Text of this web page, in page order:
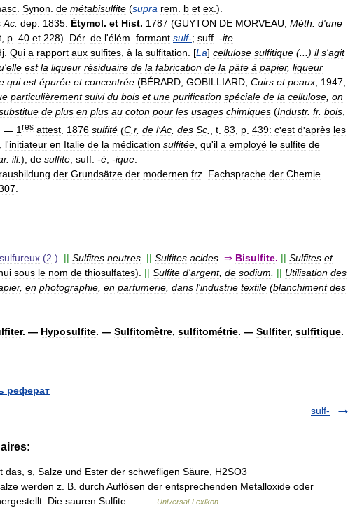
Synon de métabisulfite (supra rem b et ex .).
Ac dep 1835 Étymol. et Hist. 1787 (GUYTON DE MORVEAU Méth d'une
p 40 et 228). Dér. de l'élém formant sulf-; suff -ite
Qui a rapport aux sulfites à la sulfitation . [La] cellulose sulfitique (...) il s'agit
'elle est la liqueur résiduaire de la fabrication de la pâte à papier, liqueur
qui est épurée et concentrée (BÉRARD GOBILLIARD Cuirs et peaux 1947
particulièrement suivi du bois et une purification spéciale de la cellulose on
de plus en plus au coton pour les usages chimiques (Industr. fr. bois
— 1res attest 1876 sulfité (C r. de l'Ac des Sc t 83 p 439: c'est d'après les
l'initiateur en Italie de la médication sulfitée, qu'il a employé le sulfite de
. ill.); de sulfite, suff. -é, -ique.
der Grundsätze der modernen frz. Fachsprache der Chemie ...
.
sulfureux (2.). || Sulfites neutres. || Sulfites acides. ⇒ Bisulfite. || Sulfites et
sous le nom de thiosulfates). || Sulfite d'argent, de sodium. || Utilisation des
, en photographie, en parfumerie, dans l'industrie textile (blanchiment des
. — Hyposulfite. — Sulfitomètre, sulfitométrie. — Sulfiter, sulfitique.
реферат
sulf-
s, Salze und Ester der schwefligen Säure, H2SO3
werden z. B. durch Auflösen der entsprechenden Metalloxide oder
Die sauren Sulfite… …
Universal-Lexikon